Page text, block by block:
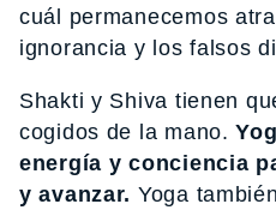
cuál permanecemos
ignorancia y los falsos
Shakti y Shiva tienen
cogidos de la mano.
energía y conciencia
y avanzar. Yoga